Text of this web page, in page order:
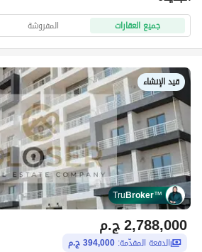
جميع العقارات المفروشة
قيد الإنشاء
TruBroker™
ج.م2,788,000
الدفعة المقدّمة: 394,000 ج.م